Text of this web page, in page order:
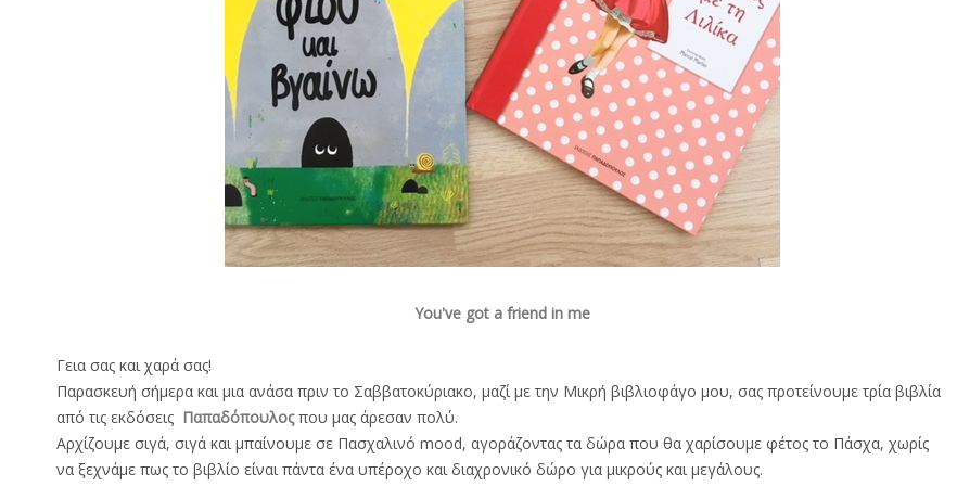
You've got a friend in me
Γεια σας και χαρά σας!
Παρασκευή σήμερα και μια ανάσα πριν το Σαββατοκύριακο, μαζί με την Μικρή βιβλιοφάγο μου, σας προτείνουμε τρία βιβλία
από τις εκδόσεις Παπαδόπουλος που μας άρεσαν πολύ.
Αρχίζουμε σιγά, σιγά και μπαίνουμε σε Πασχαλινό mood, αγοράζοντας τα δώρα που θα χαρίσουμε φέτος το Πάσχα, χωρίς
να ξεχνάμε πως το βιβλίο είναι πάντα ένα υπέροχο και διαχρονικό δώρο για μικρούς και μεγάλους.